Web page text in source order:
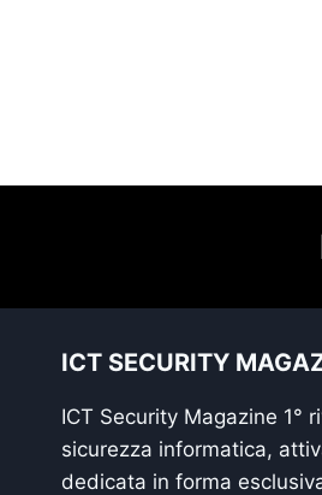
ICT SECURITY
ICT Security Magazine 1°
sicurezza informatica,
dedicata in forma